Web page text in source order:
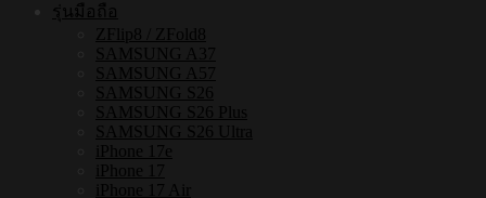
กริ๊บ
รุ่นมือถือ
ZFlip8 / ZFold8
SAMSUNG A37
SAMSUNG A57
SAMSUNG S26
SAMSUNG S26 Plus
SAMSUNG S26 Ultra
iPhone 17e
iPhone 17
iPhone 17 Air